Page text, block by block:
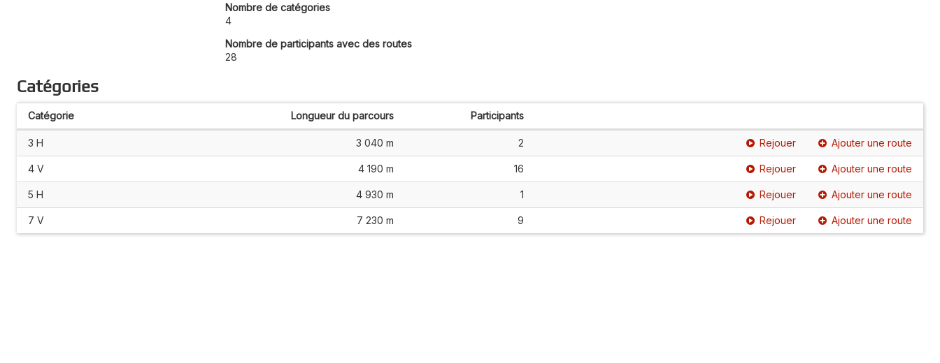
Nombre de catégories
4
Nombre de participants avec des routes
28
Catégories
Catégorie Longueur du parcours Participants
3 H 3 040 m 2 Rejouer Ajouter une route
4 V 4 190 m 16 Rejouer Ajouter une route
5 H 4 930 m 1 Rejouer Ajouter une route
7 V 7 230 m 9 Rejouer Ajouter une route